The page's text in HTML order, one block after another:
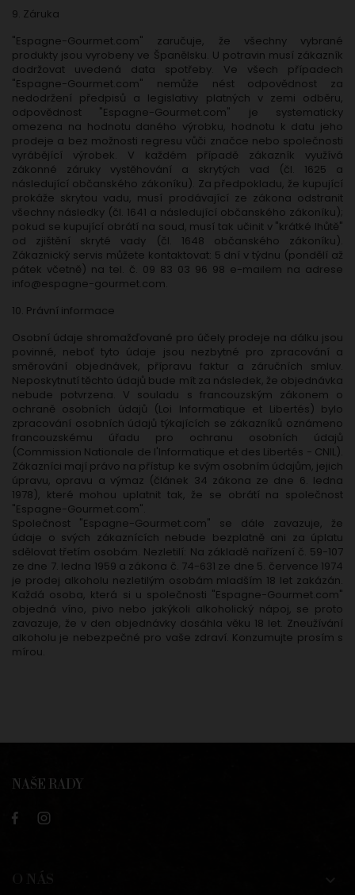
9. Záruka
"Espagne-Gourmet.com" zaručuje, že všechny vybrané
produkty jsou vyrobeny ve Španělsku. U potravin musí zákazník
dodržovat uvedená data spotřeby. Ve všech případech
"Espagne-Gourmet.com" nemůže nést odpovědnost za
nedodržení předpisů a legislativy platných v zemi odběru,
odpovědnost "Espagne-Gourmet.com" je systematicky
omezena na hodnotu daného výrobku, hodnotu k datu jeho
prodeje a bez možnosti regresu vůči značce nebo společnosti
vyrábějící výrobek. V každém případě zákazník využívá
zákonné záruky vystěhování a skrytých vad (čl. 1625 a
následující občanského zákoníku). Za předpokladu, že kupující
prokáže skrytou vadu, musí prodávající ze zákona odstranit
všechny následky (čl. 1641 a následující občanského zákoníku);
pokud se kupující obrátí na soud, musí tak učinit v "krátké lhůtě"
od zjištění skryté vady (čl. 1648 občanského zákoníku).
Zákaznický servis můžete kontaktovat: 5 dní v týdnu (pondělí až
pátek včetně) na tel. č. 09 83 03 96 98 e-mailem na adrese
info@espagne-gourmet.com.
10. Právní informace
Osobní údaje shromažďované pro účely prodeje na dálku jsou
povinné, neboť tyto údaje jsou nezbytné pro zpracování a
směrování objednávek, přípravu faktur a záručních smluv.
Neposkytnutí těchto údajů bude mít za následek, že objednávka
nebude potvrzena. V souladu s francouzským zákonem o
ochraně osobních údajů (Loi Informatique et Libertés) bylo
zpracování osobních údajů týkajících se zákazníků oznámeno
francouzskému úřadu pro ochranu osobních údajů
(Commission Nationale de l'Informatique et des Libertés - CNIL).
Zákazníci mají právo na přístup ke svým osobním údajům, jejich
úpravu, opravu a výmaz (článek 34 zákona ze dne 6. ledna
1978), které mohou uplatnit tak, že se obrátí na společnost
"Espagne-Gourmet.com".
Společnost "Espagne-Gourmet.com" se dále zavazuje, že
údaje o svých zákaznících nebude bezplatně ani za úplatu
sdělovat třetím osobám. Nezletilí: Na základě nařízení č. 59-107
ze dne 7. ledna 1959 a zákona č. 74-631 ze dne 5. července 1974
je prodej alkoholu nezletilým osobám mladším 18 let zakázán.
Každá osoba, která si u společnosti "Espagne-Gourmet.com"
objedná víno, pivo nebo jakýkoli alkoholický nápoj, se proto
zavazuje, že v den objednávky dosáhla věku 18 let. Zneužívání
alkoholu je nebezpečné pro vaše zdraví. Konzumujte prosím s
mírou.
NAŠE RADY